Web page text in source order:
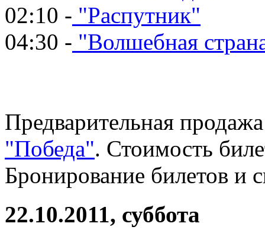
02:10 - "Распутник"
04:30 - "Волшебная
Предварительная
"Победа". Стоимость
Бронирование билетов и
22.10.2011, суббота